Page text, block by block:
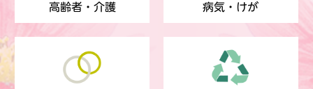
高齢者・介護 病気・けが